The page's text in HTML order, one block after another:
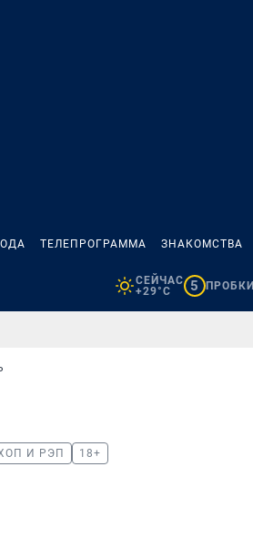
ТЕЛЕПРОГРАММА ЗНАКОМСТВА
СЕЙЧАС
+29°C
5 ПРОБКИ
И РЭП 18+